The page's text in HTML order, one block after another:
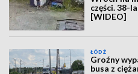
części. 38-
[WIDEO]
ŁÓDŹ
Groźny
busa z